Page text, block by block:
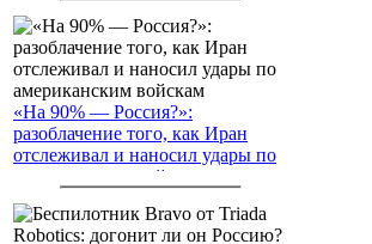
«На 90% — Россия?»:
разоблачение того, как Иран
отслеживал и наносил удары по
американским войскам